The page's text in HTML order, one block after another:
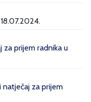
18.07.2024.
za prijem radnika u
natječaj za prijem